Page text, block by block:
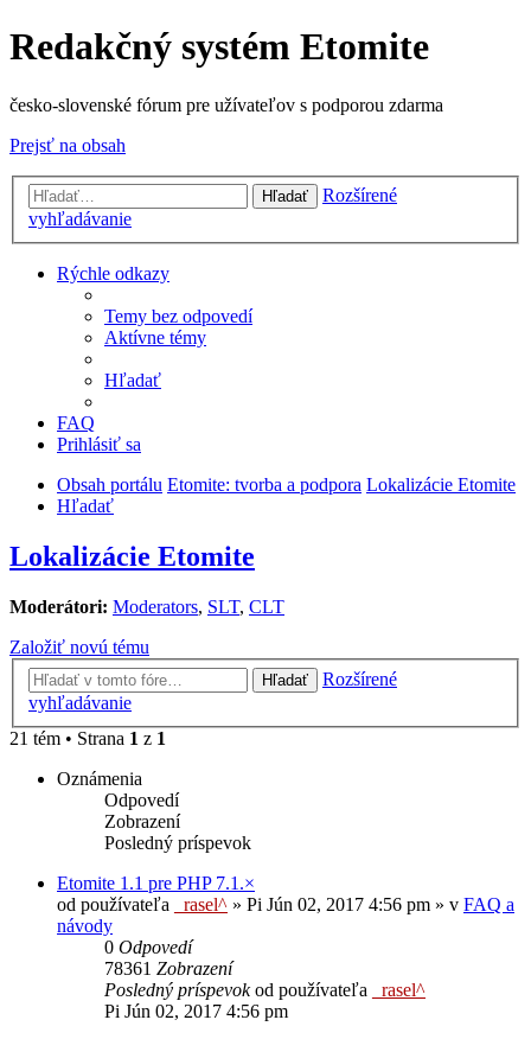
Redakčný systém Etomite
česko-slovenské fórum pre užívateľov s podporou zdarma
Prejsť na obsah
Hľadať
Rozšírené
vyhľadávanie
Rýchle odkazy
Temy bez odpovedí
Aktívne témy
Hľadať
FAQ
Prihlásiť sa
Obsah portálu Etomite: tvorba a podpora Lokalizácie Etomite
Hľadať
Lokalizácie Etomite
Moderátori: Moderators, SLT, CLT
Založiť novú tému
Hľadať
Rozšírené
vyhľadávanie
21 tém • Strana 1 z 1
Oznámenia
Odpovedí
Zobrazení
Posledný príspevok
Etomite 1.1 pre PHP 7.1.×
od používateľa
_rasel^ » Pi Jún 02, 2017 4:56 pm » v FAQ a
návody
0 Odpovedí
78361 Zobrazení
Posledný príspevokod používateľa
_rasel^
Pi Jún 02, 2017 4:56 pm